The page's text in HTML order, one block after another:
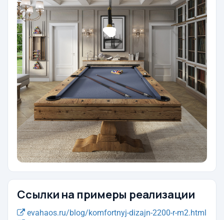
Ссылки на примеры реализации
evahaos.ru/blog/komfortnyj-dizajn-2200-r-m2.html